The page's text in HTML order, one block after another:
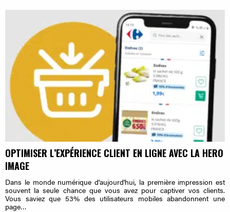
OPTIMISER L’EXPÉRIENCE CLIENT EN LIGNE AVEC LA HERO
IMAGE
Dans le monde numérique d'aujourd'hui, la première impression est
souvent la seule chance que vous avez pour captiver vos clients.
Vous saviez que 53% des utilisateurs mobiles abandonnent une
page…